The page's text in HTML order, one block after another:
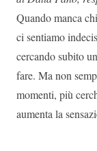
Quando manca
ci sentiamo
cercando subito
fare. Ma non
momenti, più
aumenta la